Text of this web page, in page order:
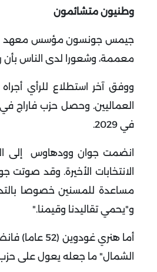
وطنيون متشائمون
جيمس جونسون مؤسس معهد "جي
معممة، وشعورا لدى الناس بأن
في 2029
.
انضمت جوان وودهاوس إلى
الانتخابات الأخيرة. وقد
مساعدة للمسنين خصوصا
و"يحمي تقاليدنا وقيمنا".
أما هنري
الشمال" ما جعله يعول على حزب